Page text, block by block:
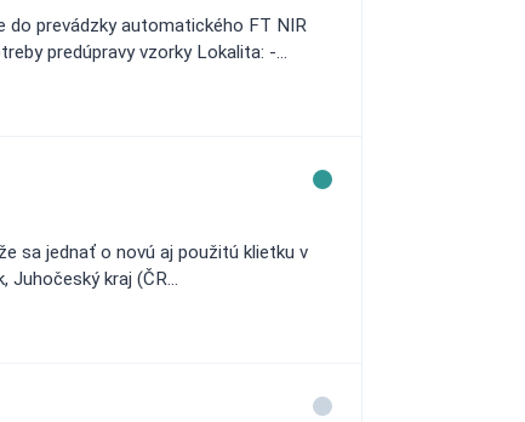
do prevádzky automatického FT NIR
predúpravy vzorky Lokalita: -...
sa jednať o novú aj použitú klietku v
kraj (ČR...